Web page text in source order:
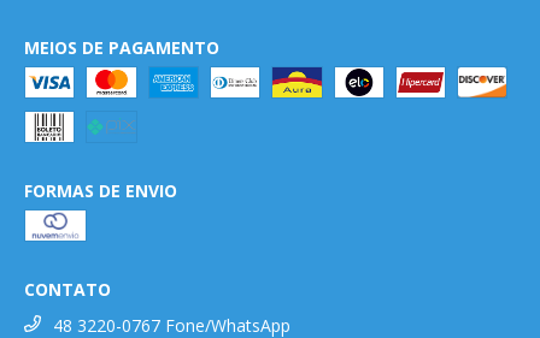
MEIOS DE PAGAMENTO
FORMAS DE ENVIO
CONTATO
48 3220-0767 Fone/WhatsApp